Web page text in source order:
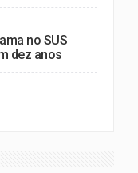
no SUS
dez anos